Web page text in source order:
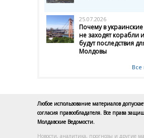
25.07.2026
Почему в
не заходят корабли
будут последствия
Молдовы
Все
Любое использование материалов
согласия правообладателя. Все права
Молдавские Ведомости.
Новости, аналитика, прогнозы и другие